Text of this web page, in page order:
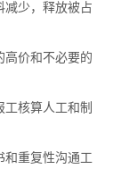
少，释放被占
价和不必要的
核算人工和制
重复性沟通工